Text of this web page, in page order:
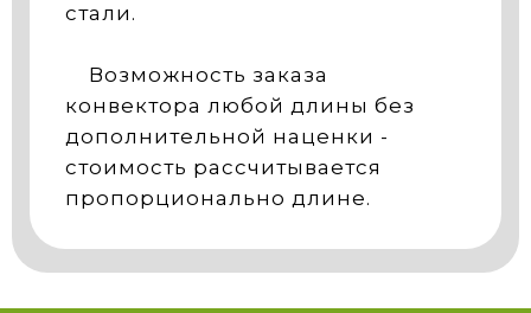
стали.
Возможность заказа
конвектора любой длины без
дополнительной наценки -
стоимость рассчитывается
пропорционально длине.